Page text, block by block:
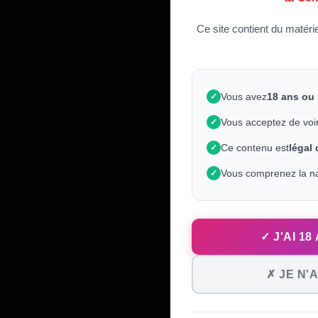
Ce site contient du
✓ Vous avez18 ans ou
✓ Vous acceptez de
✓ Ce contenu estlégal
✓ Vous comprenez la
✓ J'AI 18
✗ JE